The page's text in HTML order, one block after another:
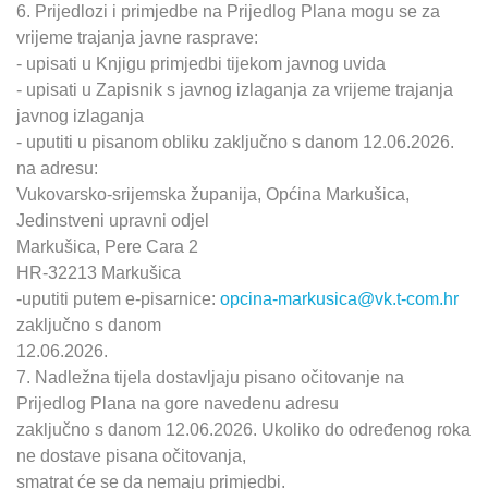
6. Prijedlozi i primjedbe na Prijedlog Plana mogu se za
vrijeme trajanja javne rasprave:
- upisati u Knjigu primjedbi tijekom javnog uvida
- upisati u Zapisnik s javnog izlaganja za vrijeme trajanja
javnog izlaganja
- uputiti u pisanom obliku zaključno s danom 12.06.2026.
na adresu:
Vukovarsko-srijemska županija, Općina Markušica,
Jedinstveni upravni odjel
Markušica, Pere Cara 2
HR-32213 Markušica
-uputiti putem e-pisarnice: opcina-markusica@vk.t-com.hr
zaključno s danom
12.06.2026.
7. Nadležna tijela dostavljaju pisano očitovanje na
Prijedlog Plana na gore navedenu adresu
zaključno s danom 12.06.2026. Ukoliko do određenog roka
ne dostave pisana očitovanja,
smatrat će se da nemaju primjedbi.